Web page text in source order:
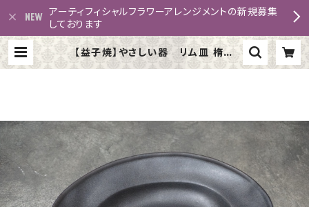
アーティフィシャルフラワーアレンジメントの新規募集
しております
【益子焼】やさしい器 リム皿 楕円
（小）ブロンズ黒マット | putiprinc